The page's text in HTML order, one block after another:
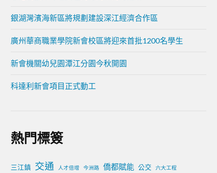
銀湖灣濱海新區將規劃建設深江經濟合作區
廣州華商職業學院新會校區將迎來首批1200名學生
新會機關幼兒園潭江分園今秋開園
科達利新會項目正式動工
熱門標簽
三江鎮 交通 人才倍增 今洲路 僑都賦能 公交 六大工程